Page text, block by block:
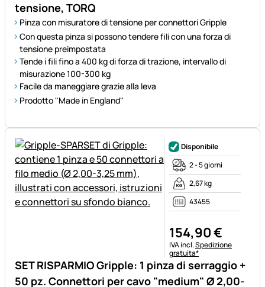
tensione, TORQ
Pinza con misuratore di tensione per connettori Gripple
Con questa pinza si possono tendere fili con una forza di
tensione preimpostata
Tende i fili fino a 400 kg di forza di trazione, intervallo di
misurazione 100-300 kg
Facile da maneggiare grazie alla leva
Prodotto "Made in England"
SET RISPARMIO Gripple: 1 pinza di serraggio +
50 pz. Connettori per cavo "medium" Ø 2,00-
Disponibile
2 - 5 giorni
2,67 kg
43455
154,90€
Informazioni fiscali:
IVA incl.Spedizione
gratuita*